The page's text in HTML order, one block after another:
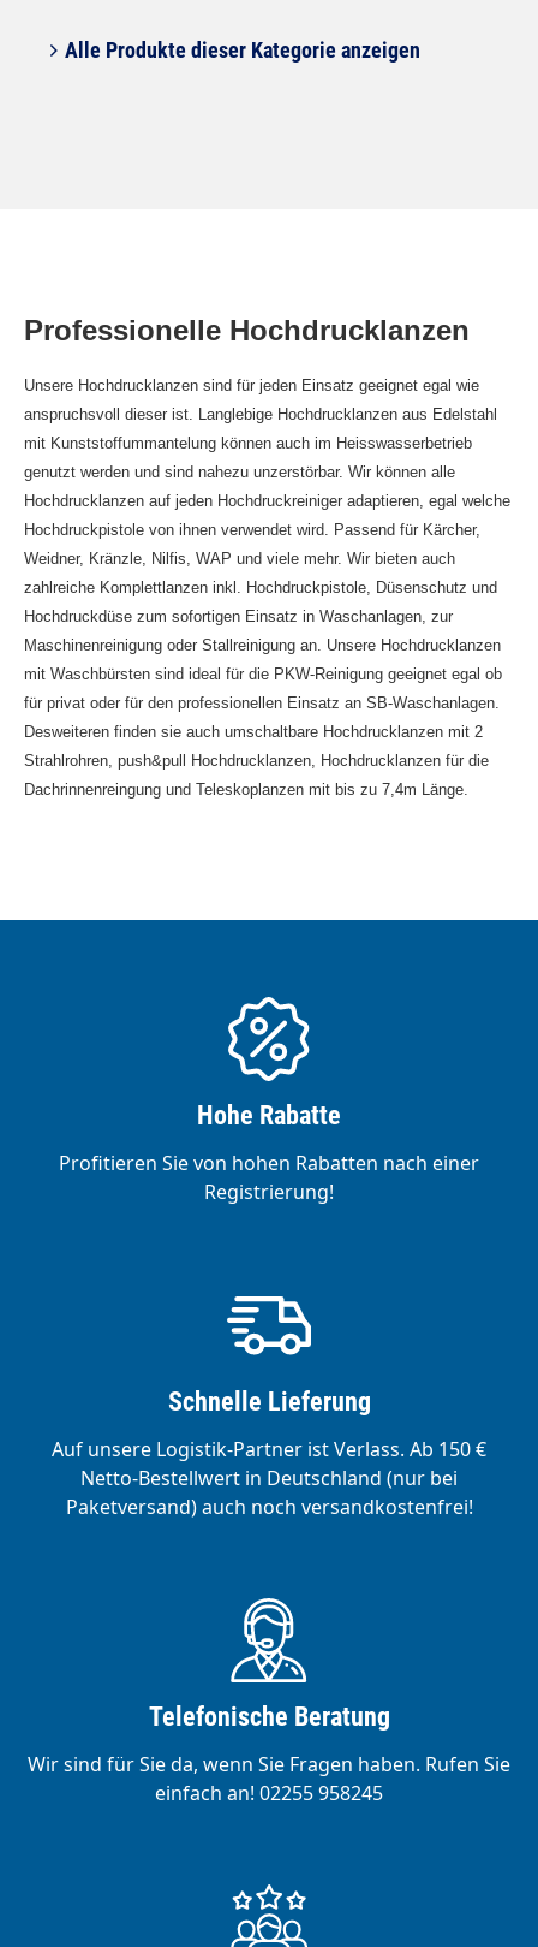
Alle Produkte dieser Kategorie anzeigen
Professionelle Hochdrucklanzen
Unsere Hochdrucklanzen sind für jeden Einsatz geeignet egal wie
anspruchsvoll dieser ist. Langlebige Hochdrucklanzen aus Edelstahl
mit Kunststoffummantelung können auch im Heisswasserbetrieb
genutzt werden und sind nahezu unzerstörbar. Wir können alle
Hochdrucklanzen auf jeden Hochdruckreiniger adaptieren, egal welche
Hochdruckpistole von ihnen verwendet wird. Passend für Kärcher,
Weidner, Kränzle, Nilfis, WAP und viele mehr. Wir bieten auch
zahlreiche Komplettlanzen inkl. Hochdruckpistole, Düsenschutz und
Hochdruckdüse zum sofortigen Einsatz in Waschanlagen, zur
Maschinenreinigung oder Stallreinigung an. Unsere Hochdrucklanzen
mit Waschbürsten sind ideal für die PKW-Reinigung geeignet egal ob
für privat oder für den professionellen Einsatz an SB-Waschanlagen.
Desweiteren finden sie auch umschaltbare Hochdrucklanzen mit 2
Strahlrohren, push&pull Hochdrucklanzen, Hochdrucklanzen für die
Dachrinnenreingung und Teleskoplanzen mit bis zu 7,4m Länge.
Hohe Rabatte
Profitieren Sie von hohen Rabatten nach einer
Registrierung!
Schnelle Lieferung
Auf unsere Logistik-Partner ist Verlass. Ab 150 €
Netto-Bestellwert in Deutschland (nur bei
Paketversand) auch noch versandkostenfrei!
Telefonische Beratung
Wir sind für Sie da, wenn Sie Fragen haben. Rufen Sie
einfach an! 02255 958245